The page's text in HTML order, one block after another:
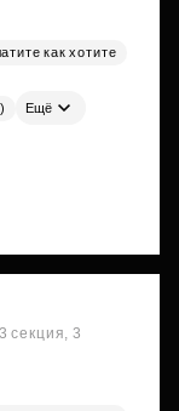
как хотите
Ещё
секция, 3